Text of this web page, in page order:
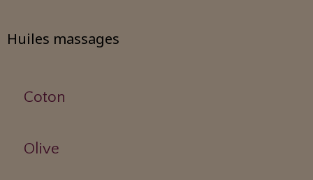
Huiles massages
Coton
Olive